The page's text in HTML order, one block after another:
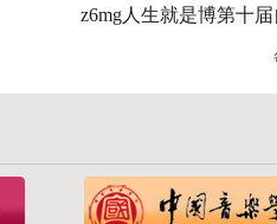
z6mg人生就是博第十